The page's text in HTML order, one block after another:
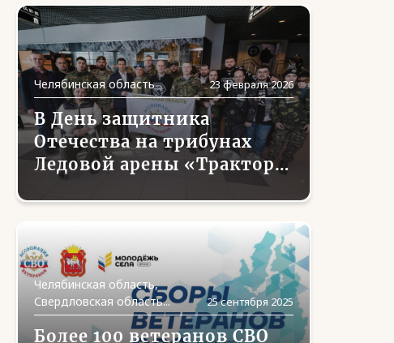
Челябинская область 23 февраля 2026
В День защитника
Отечества на трибунах
Ледовой арены «Трактор»
в Челябинске открыли
сектор для ветеранов СВО
Челябинская область,
Свердловская область...
25 сентября 2025
Более 100 ветеранов СВО